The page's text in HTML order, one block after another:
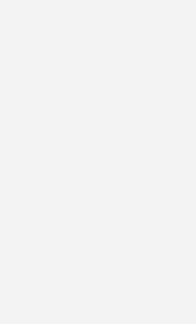
Ventilatoren fungierte und heute als Leiter
tätig ist, würdigt nach
Zusammenarbeit: „Wir erhielten hierdurch
Erkenntnisse für die praktische
Hochschule Offenburg etwa diverse
die direkt in die Konstruktionsarbeit
des Nachleitrades mit einflossen.“
der Ventilatoreneinheit – die im
des Adlerstadions Hinterzarten,
der beiden Ventilatoren eine große
Konstruktion und Fertigung von vier
mit Innenkern
und sichert den umliegenden
Eckdaten der